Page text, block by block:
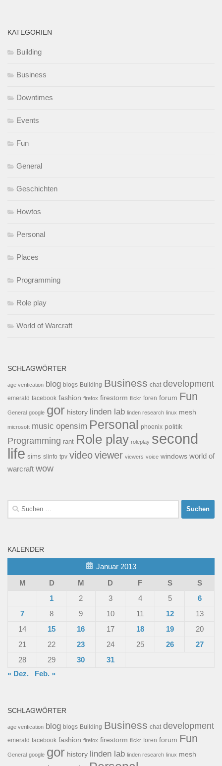
KATEGORIEN
Building
Business
Downtimes
Events
Fun
General
Geschichten
Howtos
Personal
Places
Programming
Role play
World of Warcraft
SCHLAGWÖRTER
age verification blog blogs Building Business chat development
emerald facebook fashion firefox firestorm flickr foren forum Fun
General google gor history linden lab linden research linux mesh
microsoft music opensim Personal phoenix politik
Programming rant Role play roleplay second
life sims slinfo tpv videoviewer viewers voice windows world of
warcraft wow
Suchen
nach:
KALENDER
Januar 2013
M
D M D F S
S
1
2 3 4 5
6
7
8 9 10 11 12
13
14
15 16 17 18 19
20
21
22 23 24 25 26
27
28
29 30
31
« Dez.
Feb. »
SCHLAGWÖRTER
age verification blog blogs Building Business chat development
emerald facebook fashion firefox firestorm flickr foren forum Fun
General google gor history linden lab linden research linux mesh